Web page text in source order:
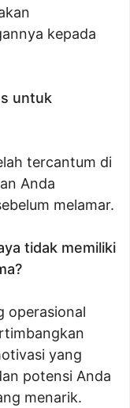
kepada
untuk
tercantum di
Anda
melamar.
tidak memiliki
operasional
yang
potensi Anda
menarik.